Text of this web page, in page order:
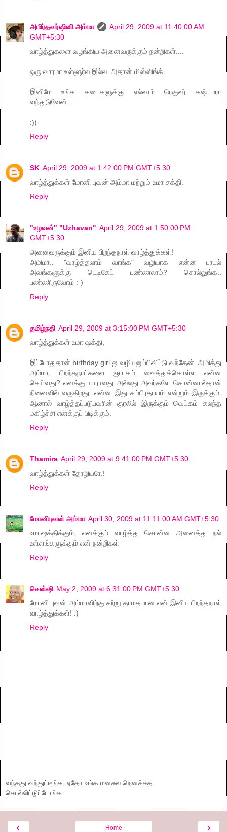
அமிர்தவர்ஷினி அம்மா
April 29, 2009 at 11:40:00 AM
GMT+5:30
வாழ்த்துகளை வழங்கிய அனைவருக்கும் நன்றிகள்....
ஒரு வாரமா உள்ளூர்ல இல்ல. அதான் மிஸ்ஸிங்க்.
இனிமே உங்க கடைகளுக்கு எல்லாம் ரெகுலர் கஷ்டமரா
வந்துடுவேன்.....
:))-
Reply
SK April 29, 2009 at 1:42:00 PM GMT+5:30
வாழ்த்துக்கள் மோனி புவன் அம்மா மற்றும் உமா சக்தி.
Reply
"உழவன்" "Uzhavan" April 29, 2009 at 1:50:00 PM
GMT+5:30
அனைவருக்கும் இனிய பிறந்தநாள் வாழ்த்துக்கள்!
அமிமா.. "வாழ்த்தலாம் வாங்க" வழியாக என்ன பாடல்
அவங்களுக்கு டெடிகேட் பண்ணலாம்? சொல்லுங்க..
பண்ணிருவோம் :-)
Reply
தமிழ்நதி April 29, 2009 at 3:15:00 PM GMT+5:30
வாழ்த்துக்கள் உமா ஷக்தி,
இப்போதுதான் birthday girl ஐ வழியனுப்பிவிட்டு வந்தேன். அமித்து
அம்மா, பிறந்தநாட்களை ஞாபகம் வைத்துக்கொள்ள என்ன
செய்வது? எனக்கு யாராவது அல்லது அவர்களே சொன்னால்தான்
நினைவில் வருகிறது. என்ன இது சம்பிரதாயம் என்றும் இருக்கும்.
ஆனால் வாழ்த்தப்படுபவரின் குரலில் இருக்கும் வெட்கம் கலந்த
மகிழ்ச்சி எனக்குப் பிடிக்கும்.
Reply
Thamira April 29, 2009 at 9:41:00 PM GMT+5:30
வாழ்த்துக்கள் தோழியரே.!
Reply
மோனிபுவன் அம்மா April 30, 2009 at 11:11:00 AM GMT+5:30
உமாஷக்திக்கும், எனக்கும் வாழ்த்து சொன்ன அனைத்து நல்
உள்ளங்களுக்கும் என் நன்றிகள்
Reply
சென்ஷி May 2, 2009 at 6:31:00 PM GMT+5:30
மோனி புவன் அம்மாவிற்கு சற்று தாமதமான என் இனிய பிறந்தநாள்
வாழ்த்துக்கள்! :)
Reply
வந்தது வந்துட்டீங்க, ஏதோ உங்க மனசுல நெனச்சத
சொல்லிட்டுப்போங்க.
‹ ›
Home